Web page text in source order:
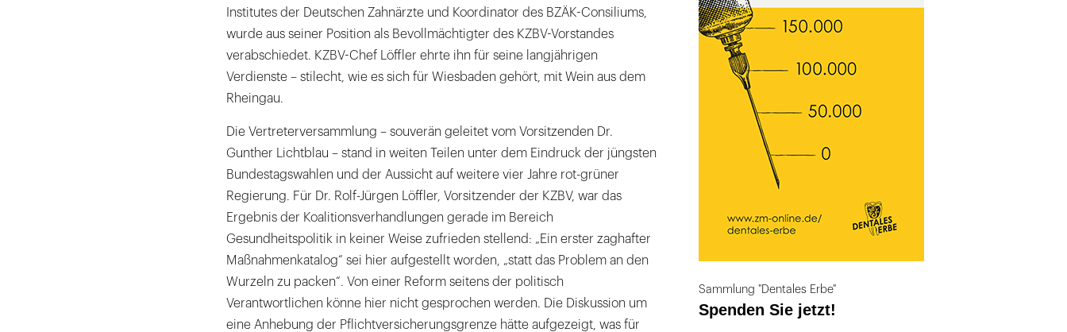
Institutes der Deutschen Zahnärzte und Koordinator des BZÄK-Consiliums,
wurde aus seiner Position als Bevollmächtigter des KZBV-Vorstandes
verabschiedet. KZBV-Chef Löffler ehrte ihn für seine langjährigen
Verdienste – stilecht, wie es sich für Wiesbaden gehört, mit Wein aus dem
Rheingau.
Die Vertreterversammlung – souverän geleitet vom Vorsitzenden Dr.
Gunther Lichtblau – stand in weiten Teilen unter dem Eindruck der jüngsten
Bundestagswahlen und der Aussicht auf weitere vier Jahre rot-grüner
Regierung. Für Dr. Rolf-Jürgen Löffler, Vorsitzender der KZBV, war das
Ergebnis der Koalitionsverhandlungen gerade im Bereich
Gesundheitspolitik in keiner Weise zufrieden stellend: „Ein erster zaghafter
Maßnahmenkatalog“ sei hier aufgestellt worden, „statt das Problem an den
Wurzeln zu packen“. Von einer Reform seitens der politisch
Verantwortlichen könne hier nicht gesprochen werden. Die Diskussion um
eine Anhebung der Pflichtversicherungsgrenze hätte aufgezeigt, was für
Sammlung "Dentales Erbe"
Spenden Sie jetzt!